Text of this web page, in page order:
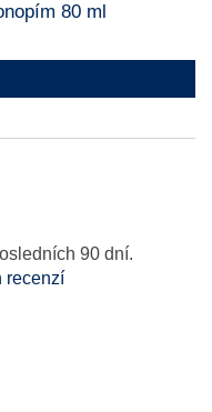
80 ml
90 dní.
recenzí